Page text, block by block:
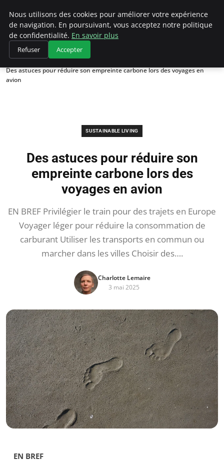
Climategatecountryclub.com
Accueil
Sustainable Living
Des astuces pour réduire son empreinte carbone lors des voyages en
avion
SUSTAINABLE LIVING
Des astuces pour réduire son
empreinte carbone lors des
voyages en avion
EN BREF Privilégier le train pour des trajets en Europe
Voyager léger pour réduire la consommation de
carburant Utiliser les transports en commun ou
marcher dans les villes Choisir des….
Charlotte Lemaire
3 mai 2025
EN BREF
Nous utilisons des cookies pour améliorer votre expérience
de navigation. En poursuivant, vous acceptez notre politique
de confidentialité. En savoir plus
Refuser Accepter